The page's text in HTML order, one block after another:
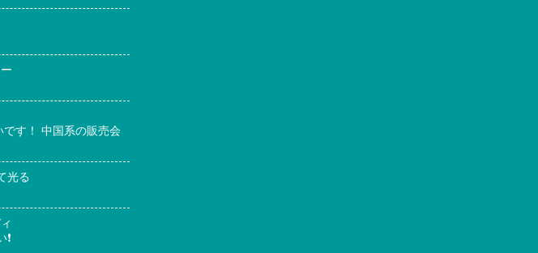
す！ 中国系の販売会
光る